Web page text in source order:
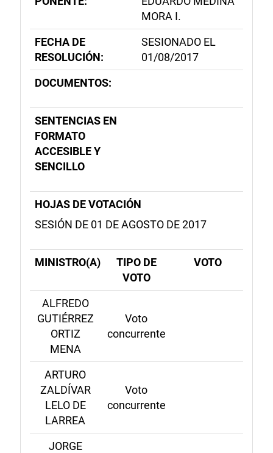
MORA I.
FECHA DE
RESOLUCIÓN:
SESIONADO EL
01/08/2017
DOCUMENTOS:
SENTENCIAS EN
FORMATO
ACCESIBLE Y
SENCILLO
HOJAS DE VOTACIÓN
SESIÓN DE 01 DE AGOSTO DE 2017
MINISTRO(A)
TIPO DE
VOTO
VOTO
ALFREDO
GUTIÉRREZ
ORTIZ
MENA
Voto
concurrente
ARTURO
ZALDÍVAR
LELO DE
LARREA
Voto
concurrente
JORGE